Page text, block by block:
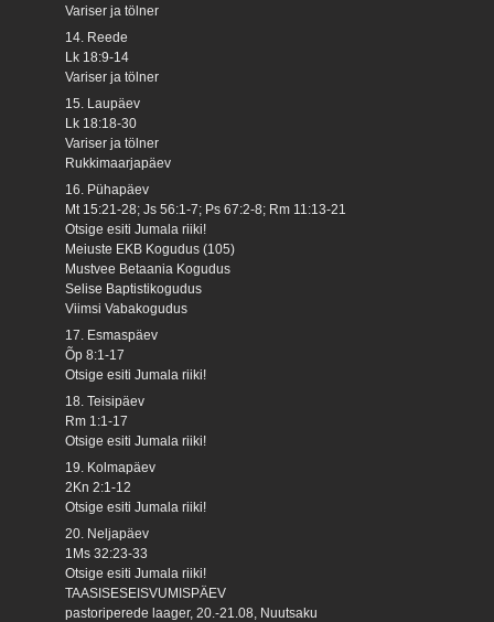
Variser ja tölner
14. Reede
Lk 18:9-14
Variser ja tölner
15. Laupäev
Lk 18:18-30
Variser ja tölner
Rukkimaarjapäev
16. Pühapäev
Mt 15:21-28; Js 56:1-7; Ps 67:2-8; Rm 11:13-21
Otsige esiti Jumala riiki!
Meiuste EKB Kogudus (105)
Mustvee Betaania Kogudus
Selise Baptistikogudus
Viimsi Vabakogudus
17. Esmaspäev
Õp 8:1-17
Otsige esiti Jumala riiki!
18. Teisipäev
Rm 1:1-17
Otsige esiti Jumala riiki!
19. Kolmapäev
2Kn 2:1-12
Otsige esiti Jumala riiki!
20. Neljapäev
1Ms 32:23-33
Otsige esiti Jumala riiki!
TAASISESEISVUMISPÄEV
pastoriperede laager, 20.-21.08, Nuutsaku